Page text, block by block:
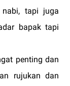
nabi, tapi juga
bapak tapi
penting dan
rujukan dan